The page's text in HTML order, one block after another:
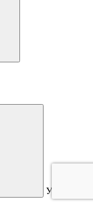
Укажите